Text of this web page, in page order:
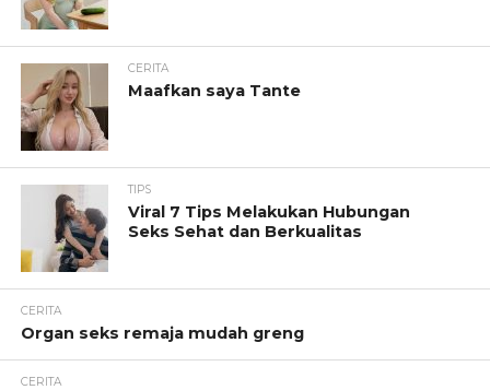
CERITA
Maafkan saya Tante
TIPS
Viral 7 Tips Melakukan Hubungan
Seks Sehat dan Berkualitas
CERITA
Organ seks remaja mudah greng
CERITA